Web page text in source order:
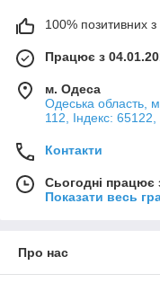
100% позитивних з
Працює з
м. Одеса
Одеська область,
112, Індекс:
Контакти
Сьогодні працює
Показати весь
Про нас